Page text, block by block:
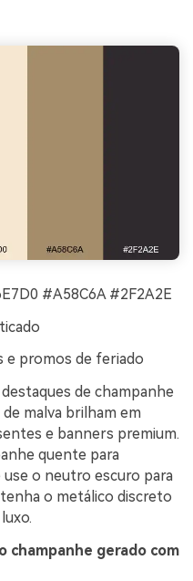
#A58C6A #2F2A2E
e promos de feriado
de champanhe
malva brilham em
e banners premium.
quente para
o neutro escuro para
o metálico discreto
champanhe gerado com